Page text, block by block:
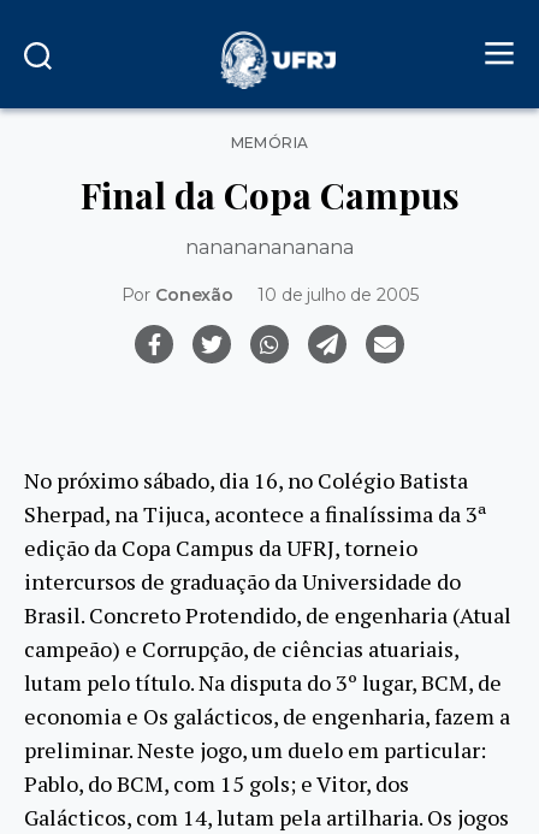
Categorias
MEMÓRIA
Final da Copa Campus
nanananananana
Por Conexão 10 de julho de 2005
No próximo sábado, dia 16, no Colégio Batista
Sherpad, na Tijuca, acontece a finalíssima da 3ª
edição da Copa Campus da UFRJ, torneio
intercursos de graduação da Universidade do
Brasil. Concreto Protendido, de engenharia (Atual
campeão) e Corrupção, de ciências atuariais,
lutam pelo título. Na disputa do 3º lugar, BCM, de
economia e Os galácticos, de engenharia, fazem a
preliminar. Neste jogo, um duelo em particular:
Pablo, do BCM, com 15 gols; e Vitor, dos
Galácticos, com 14, lutam pela artilharia. Os jogos